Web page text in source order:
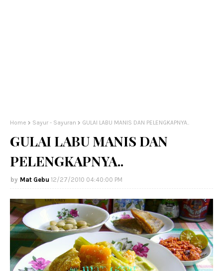
Home Sayur - Sayuran GULAI LABU MANIS DAN PELENGKAPNYA..
GULAI LABU MANIS DAN
PELENGKAPNYA..
Mat Gebu 12/27/2010 04:40:00 PM